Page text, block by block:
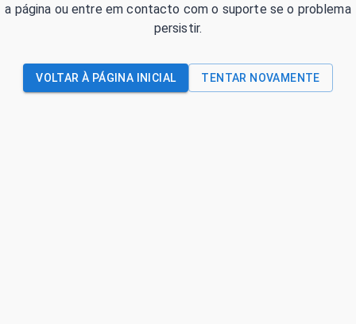
a página ou entre em contacto com o suporte se o problema
persistir.
VOLTAR À PÁGINA INICIAL TENTAR NOVAMENTE